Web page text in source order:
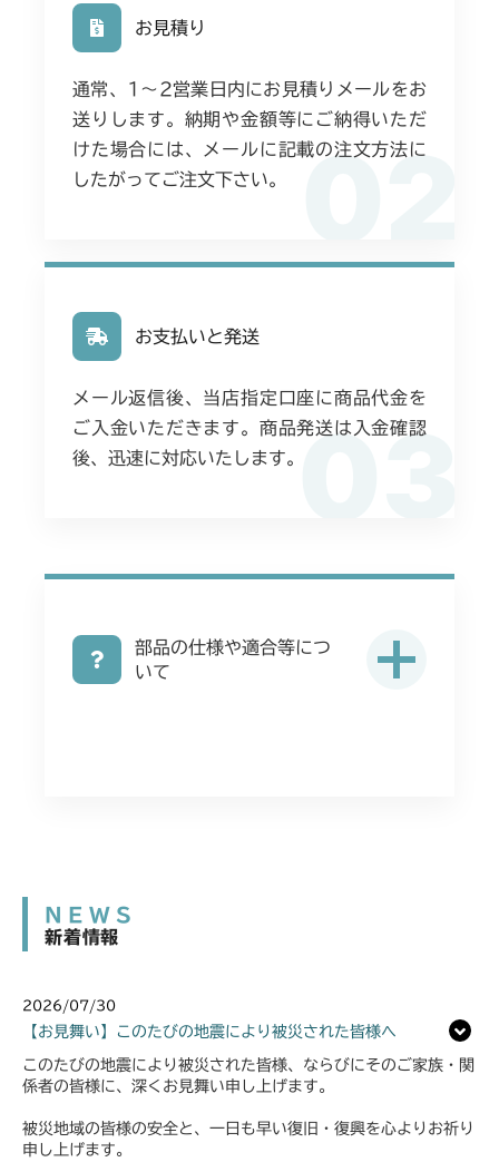
02
お見積り
通常、1〜2営業日内にお見積りメールをお
送りします。納期や金額等にご納得いただ
けた場合には、メールに記載の注文方法に
したがってご注文下さい。
03
お支払いと発送
メール返信後、当店指定口座に商品代金を
ご入金いただきます。商品発送は入金確認
後、迅速に対応いたします。
部品の仕様や適合等につ
いて
NEWS
新着情報
2026/07/30
【お見舞い】このたびの地震により被災された皆様へ
このたびの地震により被災された皆様、ならびにそのご家族・関
係者の皆様に、深くお見舞い申し上げます。
被災地域の皆様の安全と、一日も早い復旧・復興を心よりお祈り
申し上げます。